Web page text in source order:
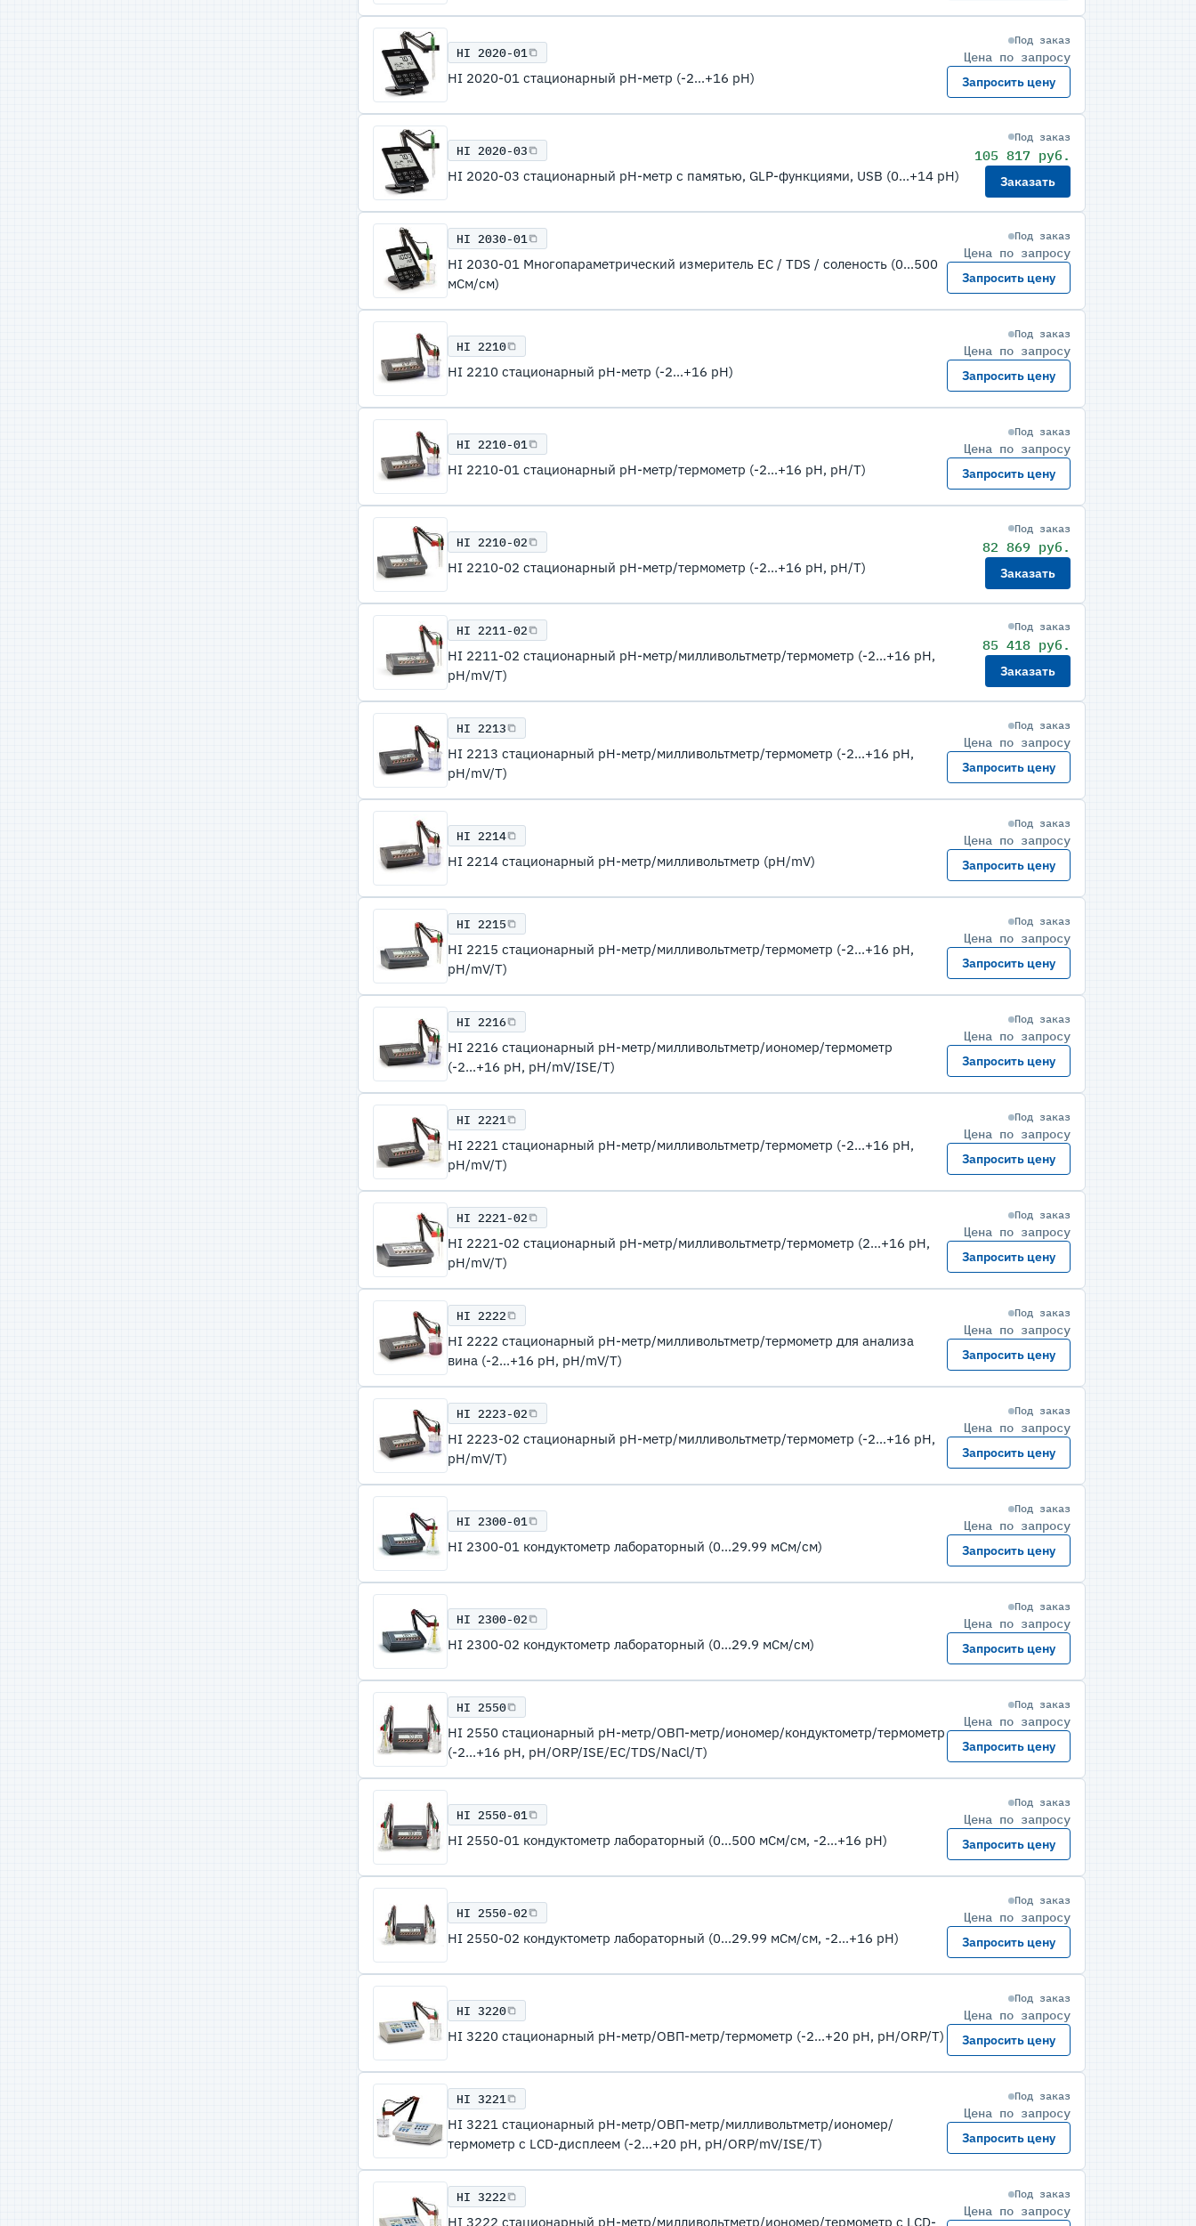
HI 2020-01
HI 2020-01 стационарный pH-метр (-2...+16 pH)
Под заказ
Цена по запросу
Запросить цену
HI 2020-03
HI 2020-03 стационарный pH-метр с памятью, GLP-функциями, USB (0...+14 pH)
Под заказ
105 817 руб.
Заказать
HI 2030-01
HI 2030-01 Многопараметрический измеритель EC / TDS / соленость (0...500
мСм/см)
Под заказ
Цена по запросу
Запросить цену
HI 2210
HI 2210 стационарный рН-метр (-2...+16 pH)
Под заказ
Цена по запросу
Запросить цену
HI 2210-01
HI 2210-01 стационарный рН-метр/термометр (-2...+16 pH, pH/T)
Под заказ
Цена по запросу
Запросить цену
HI 2210-02
HI 2210-02 стационарный рН-метр/термометр (-2...+16 pH, pH/T)
Под заказ
82 869 руб.
Заказать
HI 2211-02
HI 2211-02 стационарный рН-метр/милливольтметр/термометр (-2...+16 pH,
pH/mV/T)
Под заказ
85 418 руб.
Заказать
HI 2213
HI 2213 стационарный рН-метр/милливольтметр/термометр (-2...+16 pH,
pH/mV/T)
Под заказ
Цена по запросу
Запросить цену
HI 2214
HI 2214 стационарный рН-метр/милливольтметр (pH/mV)
Под заказ
Цена по запросу
Запросить цену
HI 2215
HI 2215 стационарный рН-метр/милливольтметр/термометр (-2...+16 pH,
pH/mV/T)
Под заказ
Цена по запросу
Запросить цену
HI 2216
HI 2216 стационарный рН-метр/милливольтметр/иономер/термометр
(-2...+16 pH, pH/mV/ISE/T)
Под заказ
Цена по запросу
Запросить цену
HI 2221
HI 2221 стационарный рН-метр/милливольтметр/термометр (-2...+16 pH,
pH/mV/T)
Под заказ
Цена по запросу
Запросить цену
HI 2221-02
HI 2221-02 стационарный рН-метр/милливольтметр/термометр (2...+16 pH,
pH/mV/T)
Под заказ
Цена по запросу
Запросить цену
HI 2222
HI 2222 стационарный рН-метр/милливольтметр/термометр для анализа
вина (-2...+16 pH, pH/mV/T)
Под заказ
Цена по запросу
Запросить цену
HI 2223-02
HI 2223-02 стационарный рН-метр/милливольтметр/термометр (-2...+16 pH,
pH/mV/T)
Под заказ
Цена по запросу
Запросить цену
HI 2300-01
HI 2300-01 кондуктометр лабораторный (0...29.99 мСм/см)
Под заказ
Цена по запросу
Запросить цену
HI 2300-02
HI 2300-02 кондуктометр лабораторный (0...29.9 мСм/см)
Под заказ
Цена по запросу
Запросить цену
HI 2550
HI 2550 стационарный рН-метр/ОВП-метр/иономер/кондуктометр/термометр
(-2...+16 pH, pH/ORP/ISE/EC/TDS/NaCl/T)
Под заказ
Цена по запросу
Запросить цену
HI 2550-01
HI 2550-01 кондуктометр лабораторный (0...500 мСм/см, -2...+16 pH)
Под заказ
Цена по запросу
Запросить цену
HI 2550-02
HI 2550-02 кондуктометр лабораторный (0...29.99 мСм/см, -2...+16 pH)
Под заказ
Цена по запросу
Запросить цену
HI 3220
HI 3220 стационарный рН-метр/ОВП-метр/термометр (-2...+20 pH, pH/ORP/T)
Под заказ
Цена по запросу
Запросить цену
HI 3221
HI 3221 стационарный рН-метр/ОВП-метр/милливольтметр/иономер/
термометр с LCD-дисплеем (-2...+20 pH, pH/ORP/mV/ISE/T)
Под заказ
Цена по запросу
Запросить цену
HI 3222
HI 3222 стационарный рН-метр/милливольтметр/иономер/термометр с LCD-
Под заказ
Цена по запросу